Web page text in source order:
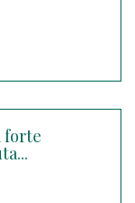
forte